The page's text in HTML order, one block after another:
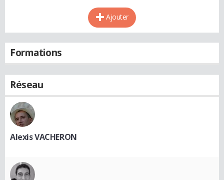
Ajouter
Formations
Réseau
Alexis VACHERON